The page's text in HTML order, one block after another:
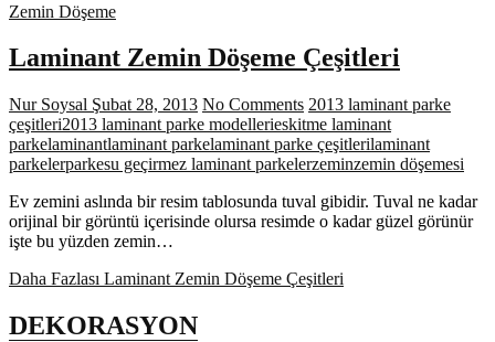
Zemin Döşeme
Laminant Zemin Döşeme Çeşitleri
Nur Soysal Şubat 28, 2013 No Comments 2013 laminant parke
çeşitleri2013 laminant parke modellerieskitme laminant
parkelaminantlaminant parkelaminant parke çeşitlerilaminant
parkelerparkesu geçirmez laminant parkelerzeminzemin döşemesi
Ev zemini aslında bir resim tablosunda tuval gibidir. Tuval ne kadar
orijinal bir görüntü içerisinde olursa resimde o kadar güzel görünür
işte bu yüzden zemin…
Daha Fazlası Laminant Zemin Döşeme Çeşitleri
DEKORASYON